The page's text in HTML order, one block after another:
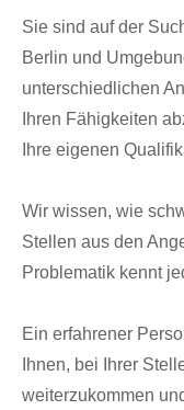
Sie sind auf der
Berlin und
unterschiedlichen
Ihren Fähigkeiten
Ihre eigenen
Wir wissen, wie
Stellen aus den
Problematik kennt
Ein erfahrener
Ihnen, bei Ihrer
weiterzukommen